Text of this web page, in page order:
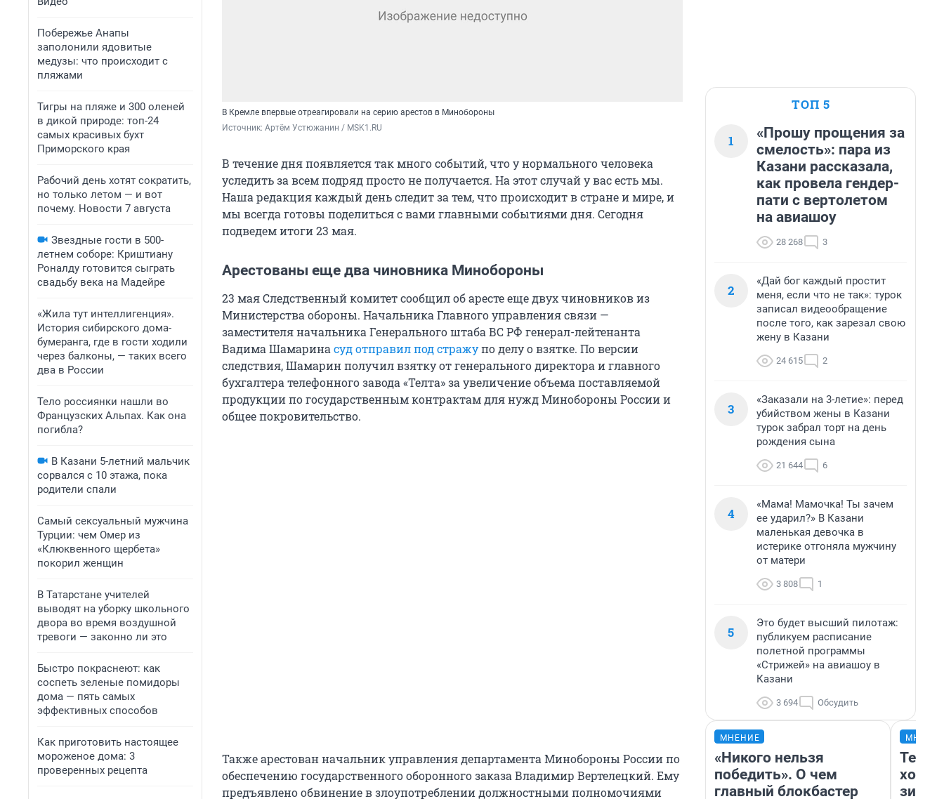
Побережье Анапы
заполонили ядовитые
медузы: что происходит с
пляжами
Тигры на пляже и 300 оленей
в дикой природе: топ-24
самых красивых бухт
Приморского края
Рабочий день хотят сократить,
но только летом — и вот
почему. Новости 7 августа
Звездные гости в 500-
летнем соборе: Криштиану
Роналду готовится сыграть
свадьбу века на Мадейре
«Жила тут интеллигенция».
История сибирского дома-
бумеранга, где в гости ходили
через балконы, — таких всего
два в России
Тело россиянки нашли во
Французских Альпах. Как она
погибла?
В Казани 5-летний мальчик
сорвался с 10 этажа, пока
родители спали
Самый сексуальный мужчина
Турции: чем Омер из
«Клюквенного щербета»
покорил женщин
В Татарстане учителей
выводят на уборку школьного
двора во время воздушной
тревоги — законно ли это
Быстро покраснеют: как
соспеть зеленые помидоры
дома — пять самых
эффективных способов
Как приготовить настоящее
мороженое дома: 3
проверенных рецепта
В Кремле впервые отреагировали на серию арестов в Минобороны
Источник: Артём Устюжанин / MSK1.RU
В течение дня появляется так много событий, что у нормального человека
уследить за всем подряд просто не получается. На этот случай у вас есть мы.
Наша редакция каждый день следит за тем, что происходит в стране и мире, и
мы всегда готовы поделиться с вами главными событиями дня. Сегодня
подведем итоги 23 мая.
Арестованы еще два чиновника Минобороны
23 мая Следственный комитет сообщил об аресте еще двух чиновников из
Министерства обороны. Начальника Главного управления связи —
заместителя начальника Генерального штаба ВС РФ генерал-лейтенанта
Вадима Шамарина суд отправил под стражупо делу о взятке. По версии
следствия, Шамарин получил взятку от генерального директора и главного
бухгалтера телефонного завода «Телта» за увеличение объема поставляемой
продукции по государственным контрактам для нужд Минобороны России и
общее покровительство.
Также арестован начальник управления департамента Минобороны России по
обеспечению государственного оборонного заказа Владимир Вертелецкий. Ему
предъявлено обвинение в злоупотреблении должностными полномочиями
ТОП 5
1
«Прошу прощения за
смелость»: пара из
Казани рассказала,
как провела гендер-
пати с вертолетом
на авиашоу
28 268 3
2
«Дай бог каждый простит
меня, если что не так»: турок
записал видеообращение
после того, как зарезал свою
жену в Казани
24 615 2
3
«Заказали на 3-летие»: перед
убийством жены в Казани
турок забрал торт на день
рождения сына
21 644 6
4
«Мама! Мамочка! Ты зачем
ее ударил?» В Казани
маленькая девочка в
истерике отгоняла мужчину
от матери
3 808 1
5
Это будет высший пилотаж:
публикуем расписание
полетной программы
«Стрижей» на авиашоу в
Казани
3 694 Обсудить
МНЕНИЕ
«Никого нельзя
победить». О чем
главный блокбастер